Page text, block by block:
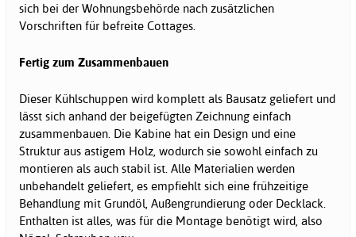
sich bei der Wohnungsbehörde nach zusätzlichen
Vorschriften für befreite Cottages.
Fertig zum Zusammenbauen
Dieser Kühlschuppen wird komplett als Bausatz geliefert und
lässt sich anhand der beigefügten Zeichnung einfach
zusammenbauen. Die Kabine hat ein Design und eine
Struktur aus astigem Holz, wodurch sie sowohl einfach zu
montieren als auch stabil ist. Alle Materialien werden
unbehandelt geliefert, es empfiehlt sich eine frühzeitige
Behandlung mit Grundöl, Außengrundierung oder Decklack.
Enthalten ist alles, was für die Montage benötigt wird, also